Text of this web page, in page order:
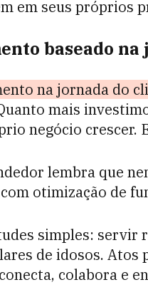
em seus próprios
baseado
na jornada do
mais
negócio crescer.
lembra que
otimização de
simples: servir
de idosos. Atos
colabora e